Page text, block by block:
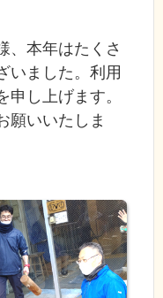
、本年はたくさ
いました。利用
し上げます。
願いいたしま